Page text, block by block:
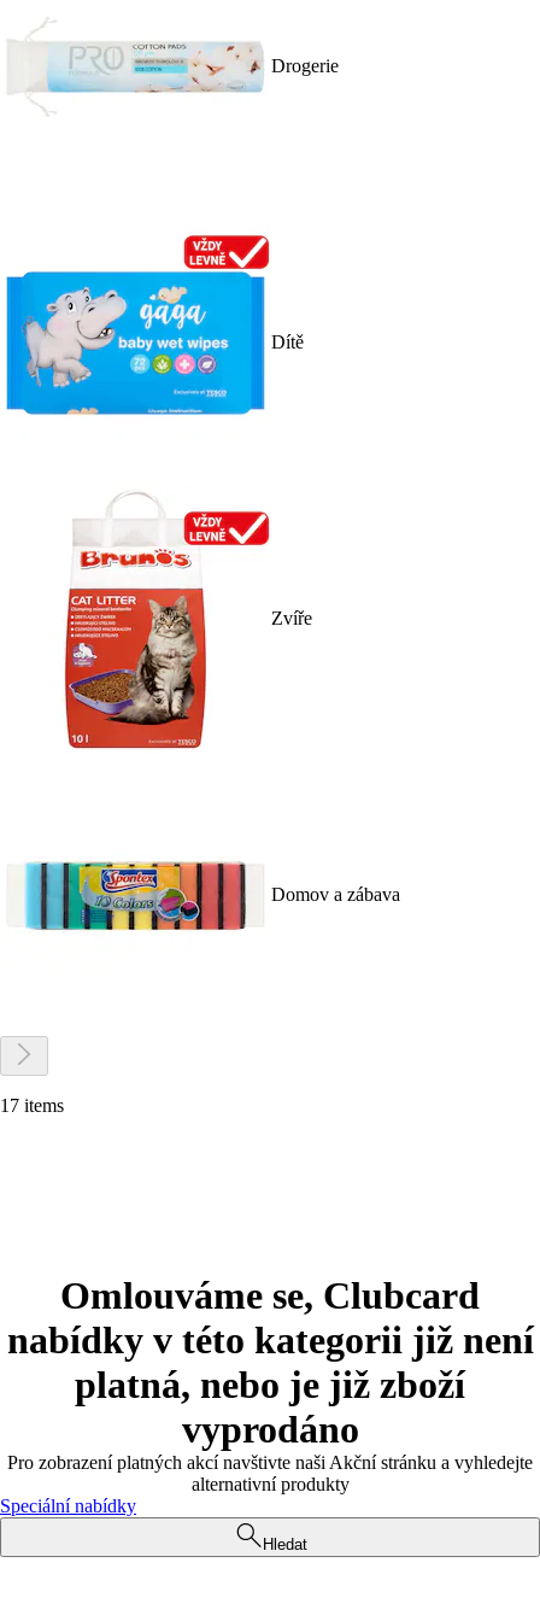
Drogerie
Dítě
Zvíře
Domov a zábava
17 items
Omlouváme se, Clubcard
nabídky v této kategorii již není
platná, nebo je již zboží
vyprodáno
Pro zobrazení platných akcí navštivte naši Akční stránku a vyhledejte
alternativní produkty
Speciální nabídky
Hledat